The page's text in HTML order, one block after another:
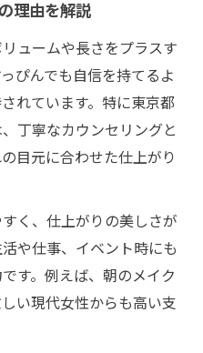
理由を解説
ュームや長さをプラスす
ぴんでも自信を持てるよ
れています。特に東京都
丁寧なカウンセリングと
目元に合わせた仕上がり
く、仕上がりの美しさが
や仕事、イベント時にも
す。例えば、朝のメイク
い現代女性からも高い支